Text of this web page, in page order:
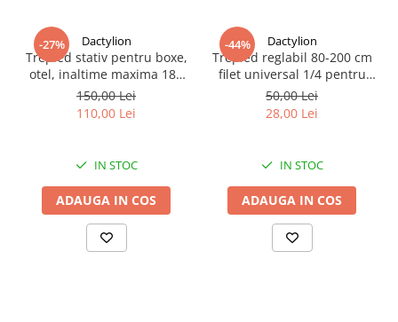
-27% Dactylion
Trepied stativ pentru boxe,
otel, inaltime maxima 187
cm, greutate suportata 60
kg, negru
150,00 Lei
110,00 Lei
IN STOC
ADAUGA IN COS
-44% Dactylion
Trepied reglabil 80-200 cm
filet universal 1/4 pentru
studio,foto,lampa
circulara,aparat foto
50,00 Lei
28,00 Lei
IN STOC
ADAUGA IN COS